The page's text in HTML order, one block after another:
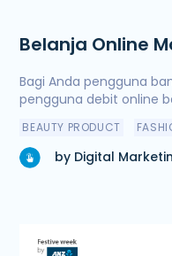
Belanja Online
September
Bagi Anda pengguna
pengguna debit online
BEAUTY PRODUCT
by Digital